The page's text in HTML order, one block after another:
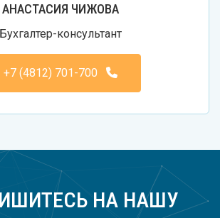
АНАСТАСИЯ ЧИЖОВА
Бухгалтер-консультант
+7 (4812) 701-700
НА НАШУ